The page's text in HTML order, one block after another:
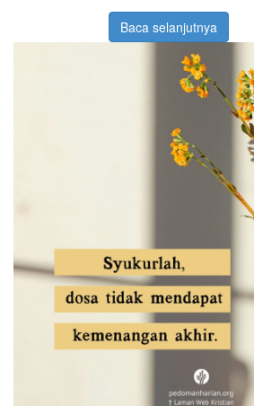
Baca selanjutnya